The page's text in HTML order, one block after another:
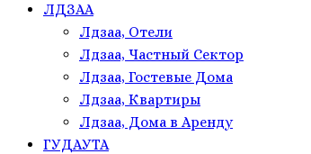
ЛДЗАА
Лдзаа, Отели
Лдзаа, Частный Сектор
Лдзаа, Гостевые Дома
Лдзаа, Квартиры
Лдзаа, Дома в Аренду
ГУДАУТА